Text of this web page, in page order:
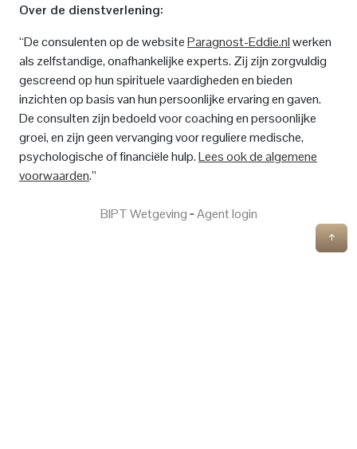
Over de dienstverlening:
“De consulenten op de websiteParagnost-Eddie.nlwerken
als zelfstandige, onafhankelijke experts. Zij zijn zorgvuldig
gescreend op hun spirituele vaardigheden en bieden
inzichten op basis van hun persoonlijke ervaring en gaven.
De consulten zijn bedoeld voor coaching en persoonlijke
groei, en zijn geen vervanging voor reguliere medische,
psychologische of financiële hulp.Lees ook de algemene
voorwaarden.”
BIPT Wetgeving‐Agent login